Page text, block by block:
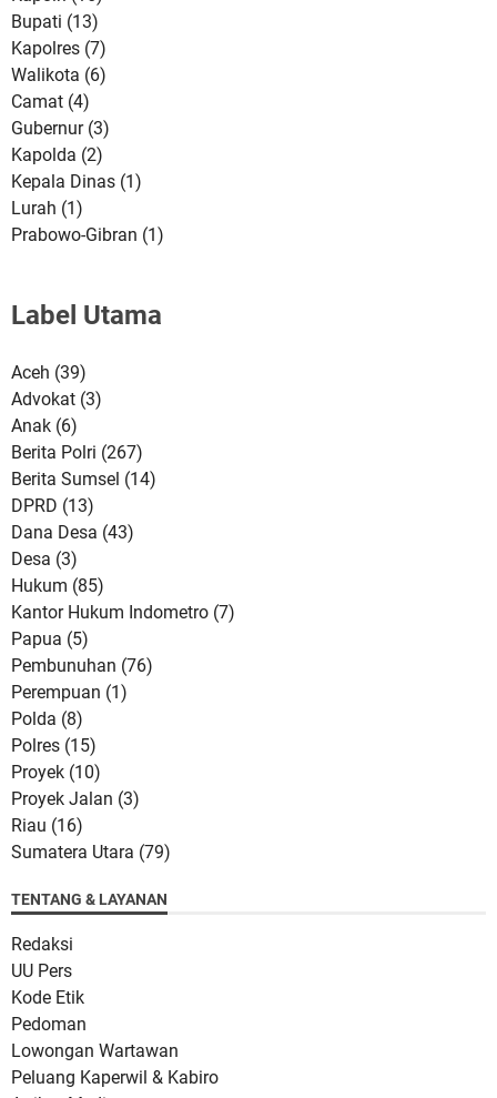
Bupati (13)
Kapolres (7)
Walikota (6)
Camat (4)
Gubernur (3)
Kapolda (2)
Kepala Dinas (1)
Lurah (1)
Prabowo-Gibran (1)
Label Utama
Aceh (39)
Advokat (3)
Anak (6)
Berita Polri (267)
Berita Sumsel (14)
DPRD (13)
Dana Desa (43)
Desa (3)
Hukum (85)
Kantor Hukum Indometro (7)
Papua (5)
Pembunuhan (76)
Perempuan (1)
Polda (8)
Polres (15)
Proyek (10)
Proyek Jalan (3)
Riau (16)
Sumatera Utara (79)
TENTANG & LAYANAN
Redaksi
UU Pers
Kode Etik
Pedoman
Lowongan Wartawan
Peluang Kaperwil & Kabiro